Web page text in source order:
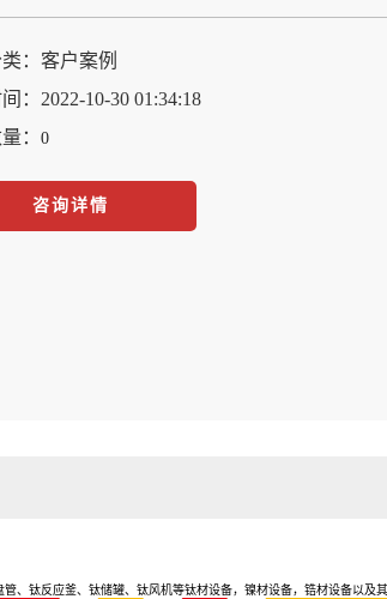
： 客户案例
：2022-10-30 01:34:18
： 0
咨询详情
、钛反应釜、钛储罐、钛风机等钛材设备，镍材设备，锆材设备以及